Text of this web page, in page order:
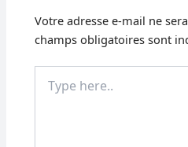
Votre adresse e-mail ne
champs obligatoires sont
here..